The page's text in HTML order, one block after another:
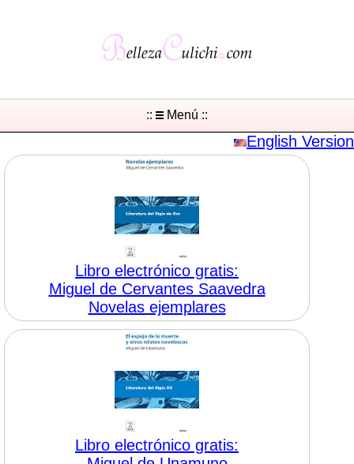
:: Menú ::
English Version
Libro electrónico gratis:
Miguel de Cervantes Saavedra
Novelas ejemplares
Libro electrónico gratis: